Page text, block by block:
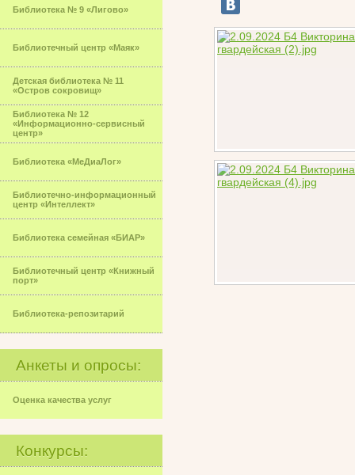
Библиотека № 9 «Лигово»
Библиотечный центр «Маяк»
Детская библиотека № 11
«Остров сокровищ»
Библиотека № 12
«Информационно-сервисный
центр»
Библиотека «МеДиаЛог»
Библиотечно-информационный
центр «Интеллект»
Библиотека семейная «БИАР»
Библиотечный центр «Книжный
порт»
Библиотека-репозитарий
Анкеты и опросы:
Оценка качества услуг
Конкурсы: